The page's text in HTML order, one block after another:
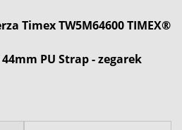
Timex TW5M64600 TIMEX®
PU Strap - zegarek